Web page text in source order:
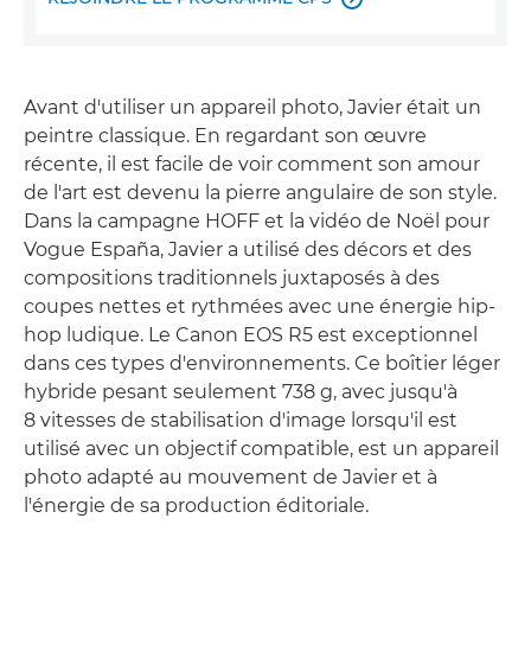
Avant d'utiliser un appareil photo, Javier était un
peintre classique. En regardant son œuvre
récente, il est facile de voir comment son amour
de l'art est devenu la pierre angulaire de son style.
Dans la campagne HOFF et la vidéo de Noël pour
Vogue España, Javier a utilisé des décors et des
compositions traditionnels juxtaposés à des
coupes nettes et rythmées avec une énergie hip-
hop ludique. Le Canon EOS R5 est exceptionnel
dans ces types d'environnements. Ce boîtier léger
hybride pesant seulement 738 g, avec jusqu'à
8 vitesses de stabilisation d'image lorsqu'il est
utilisé avec un objectif compatible, est un appareil
photo adapté au mouvement de Javier et à
l'énergie de sa production éditoriale.